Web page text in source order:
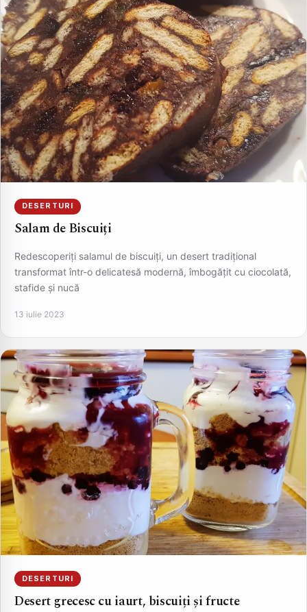
DESERTURI
Salam de Biscuiți
Redescoperiți salamul de biscuiți, un desert tradițional
transformat într-o delicatesă modernă, îmbogățit cu ciocolată,
stafide și nucă
13 iulie 2023
DESERTURI
Desert grecesc cu iaurt, biscuiți și fructe